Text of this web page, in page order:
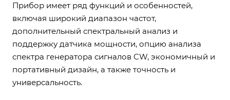
Прибор имеет ряд функций и особенностей,
включая широкий диапазон частот,
дополнительный спектральный анализ и
поддержку датчика мощности, опцию анализа
спектра генератора сигналов CW, экономичный и
портативный дизайн, а также точность и
универсальность.